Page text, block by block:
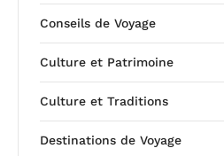
Conseils de Voyage
Culture et Patrimoine
Culture et Traditions
Destinations de Voyage